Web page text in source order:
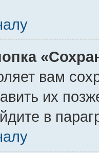
вам
их
в